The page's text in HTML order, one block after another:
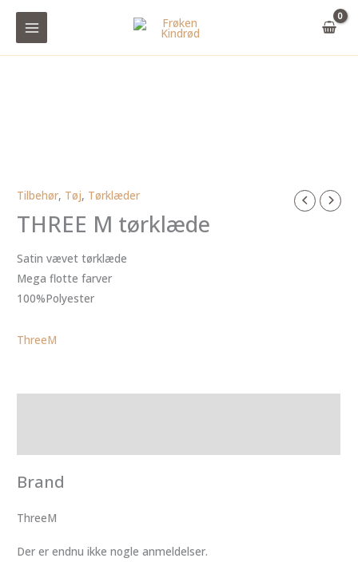
Tilbehør, Tøj, Tørklæder
THREE M tørklæde
Satin vævet tørklæde
Mega flotte farver
100%Polyester
ThreeM
Brand
ThreeM
Der er endnu ikke nogle anmeldelser.